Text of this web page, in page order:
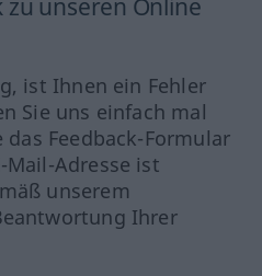
zu unseren Online
ist Ihnen ein Fehler
Sie uns einfach mal
Feedback-Formular
Mail-Adresse ist
unserem
Ihrer